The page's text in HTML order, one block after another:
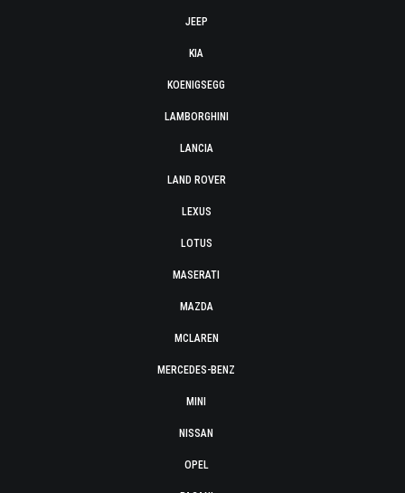
JEEP
KIA
KOENIGSEGG
LAMBORGHINI
LANCIA
LAND ROVER
LEXUS
LOTUS
MASERATI
MAZDA
MCLAREN
MERCEDES-BENZ
MINI
NISSAN
OPEL